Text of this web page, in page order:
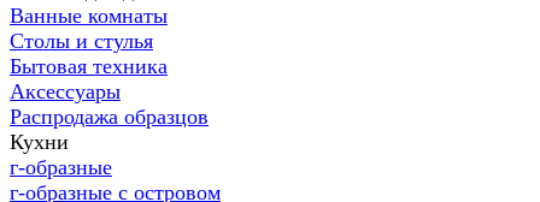
Ванные комнаты
Столы и стулья
Бытовая техника
Аксессуары
Распродажа образцов
Кухни
г-образные
г-образные с островом